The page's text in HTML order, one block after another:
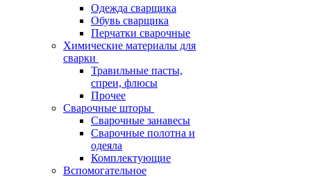
Одежда сварщика
Обувь сварщика
Перчатки сварочные
Химические материалы для
сварки
Травильные пасты,
спреи, флюсы
Прочее
Сварочные шторы
Сварочные занавесы
Сварочные полотна и
одеяла
Комплектующие
Вспомогательное